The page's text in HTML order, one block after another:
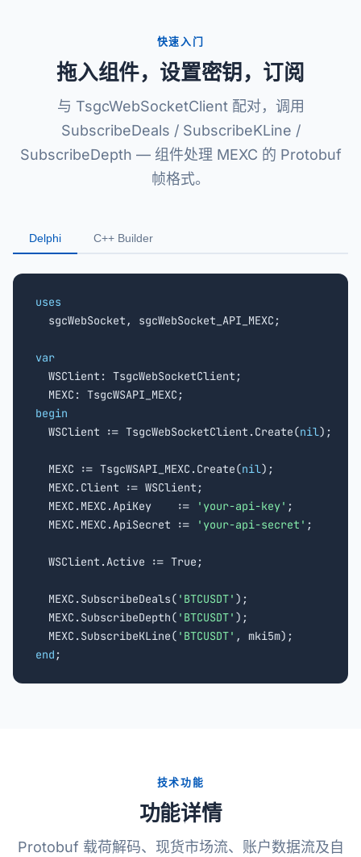
快速入门
拖入组件，设置密钥，订阅
与 TsgcWebSocketClient 配对，调用
SubscribeDeals / SubscribeKLine /
SubscribeDepth — 组件处理 MEXC 的 Protobuf
帧格式。
Delphi C++ Builder
uses
sgcWebSocket, sgcWebSocket_API_MEXC;
var
WSClient: TsgcWebSocketClient;
begin
WSClient := TsgcWebSocketClient.Create(nil);
  MEXC := TsgcWSAPI_MEXC.Create(
nil);
  MEXC.Client := WSClient;
  MEXC.MEXC.ApiKey    :=
'your-api-key' ;
  MEXC.MEXC.ApiSecret :=
'your-api-secret' ;
  WSClient.Active := True;
  MEXC.SubscribeDeals(
'BTCUSDT' );
  MEXC.SubscribeDepth(
'BTCUSDT' );
  MEXC.SubscribeKLine(
'BTCUSDT'
end ;
技术功能
功能详情
Protobuf 载荷解码、现货市场流、账户数据流及自